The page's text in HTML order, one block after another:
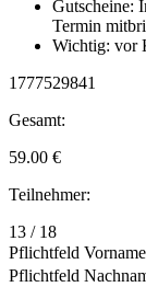
Gutscheine:
Termin
Wichtig: vor
1777529841
Gesamt:
59.00 €
Teilnehmer:
13 / 18
Pflichtfeld Vorname
Pflichtfeld